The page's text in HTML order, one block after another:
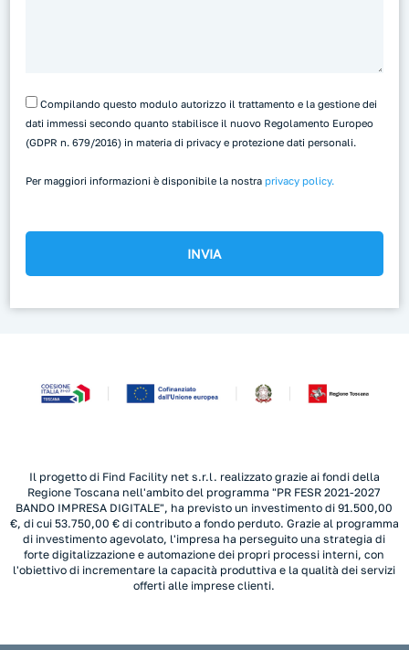
Compilando questo modulo autorizzo il trattamento e la gestione dei
dati immessi secondo quanto stabilisce il nuovo Regolamento Europeo
(GDPR n. 679/2016) in materia di privacy e protezione dati personali.
Per maggiori informazioni è disponibile la nostra privacy policy.
Il progetto di Find Facility net s.r.l. realizzato grazie ai fondi della
Regione Toscana nell'ambito del programma "PR FESR 2021-2027
BANDO IMPRESA DIGITALE", ha previsto un investimento di 91.500,00
€, di cui 53.750,00 € di contributo a fondo perduto. Grazie al programma
di investimento agevolato, l'impresa ha perseguito una strategia di
forte digitalizzazione e automazione dei propri processi interni, con
l'obiettivo di incrementare la capacità produttiva e la qualità dei servizi
offerti alle imprese clienti.